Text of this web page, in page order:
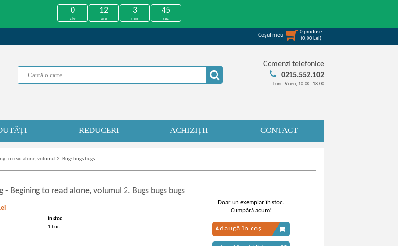
0
zile
12
ore
3
min
45
sec
Coşul meu
0produse
(0,00 Lei)
Comenzi telefonice
0215.552.102
Luni - Vineri, 10:00 - 18:00
REDUCERI ACHIZIȚII CONTACT
to read alone, volumul 2. Bugs bugs bugs
- Begining to read alone, volumul 2. Bugs bugs bugs
in stoc
1 buc
Doar un exemplar în stoc.
Cumpără acum!
Adaugă în coș